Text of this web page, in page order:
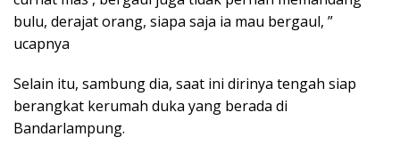
bulu, derajat orang, siapa saja ia mau bergaul, ”
ucapnya
Selain itu, sambung dia, saat ini dirinya tengah siap
berangkat kerumah duka yang berada di
Bandarlampung.